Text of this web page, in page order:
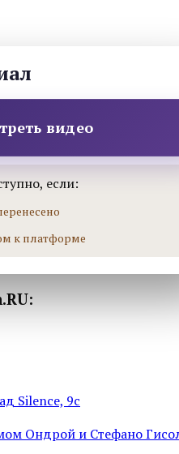
видео
если:
к платформе
Silence, 9c
Ондрой и Стефано